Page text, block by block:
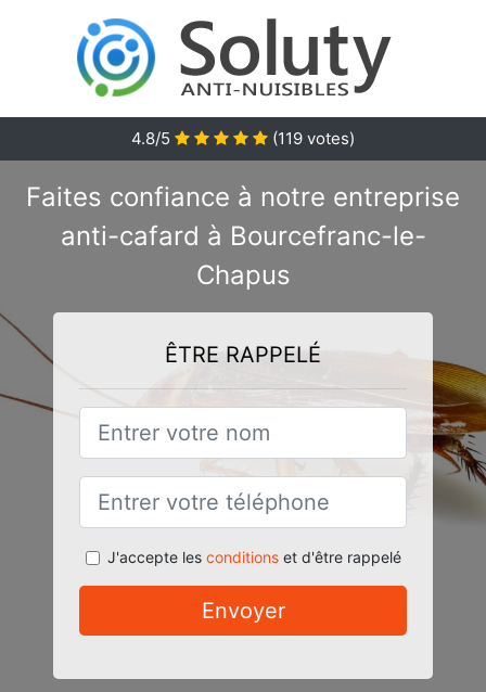
4.8/5 (119 votes)
Faites confiance à notre entreprise
anti-cafard à Bourcefranc-le-
Chapus
ÊTRE RAPPELÉ
J'accepte les conditionset d'être rappelé
Envoyer